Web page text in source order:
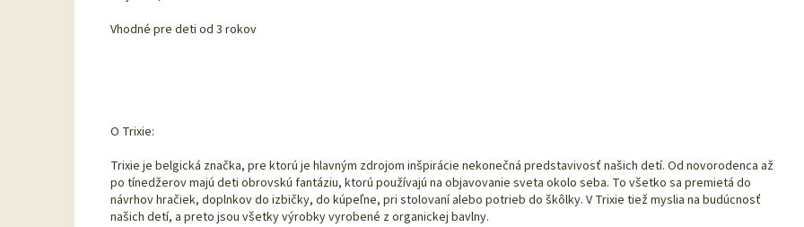
Vhodné pre deti od 3 rokov
O Trixie:
Trixie je belgická značka, pre ktorú je hlavným zdrojom inšpirácie nekonečná predstavivosť našich detí. Od novorodenca až
po tínedžerov majú deti obrovskú fantáziu, ktorú používajú na objavovanie sveta okolo seba. To všetko sa premietá do
návrhov hračiek, doplnkov do izbičky, do kúpeľne, pri stolovaní alebo potrieb do škôlky. V Trixie tiež myslia na budúcnosť
našich detí, a preto jsou všetky výrobky vyrobené z organickej bavlny.